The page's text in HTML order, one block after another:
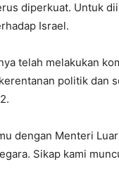
diperkuat. Untuk
Israel.
telah melakukan
politik dan
dengan Menteri
Sikap kami